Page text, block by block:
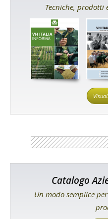
Tecniche, prodotti
Catalogo
Un modo semplice